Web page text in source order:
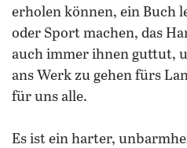
erholen können, ein Buch
oder Sport machen, das
auch immer ihnen guttut,
ans Werk zu gehen fürs
für uns alle.
Es ist ein harter,